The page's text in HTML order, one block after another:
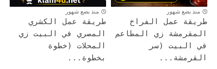
منذ بضع شهور
طريقة عمل الفراخ
المقرمشة زي المطاعم
في البيت (سر
القرمشة...
منذ بضع شهور
طريقة عمل الكشري
المصري في البيت زي
المحلات (خطوة
بخطوة...